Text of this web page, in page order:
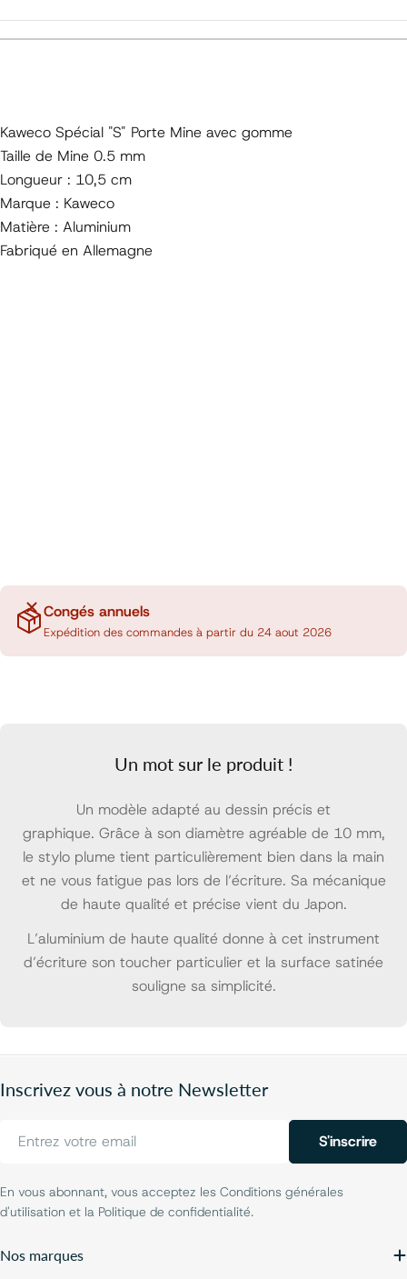
Kaweco Spécial "S" Porte Mine avec gomme
Taille de Mine 0.5 mm
Longueur : 10,5 cm
Marque : Kaweco
Matière : Aluminium
Fabriqué en Allemagne
Congés annuels
Expédition des commandes à partir du 24 aout 2026
Un mot sur le produit !
Un modèle adapté au dessin précis et
graphique. Grâce à son diamètre agréable de 10 mm,
le stylo plume tient particulièrement bien dans la main
et ne vous fatigue pas lors de l’écriture. Sa mécanique
de haute qualité et précise vient du Japon.
L’aluminium de haute qualité donne à cet instrument
d’écriture son toucher particulier et la surface satinée
souligne sa simplicité.
Inscrivez vous à notre Newsletter
S'inscrire
En vous abonnant, vous acceptez les Conditions générales
d'utilisation et la Politique de confidentialité.
Nos marques